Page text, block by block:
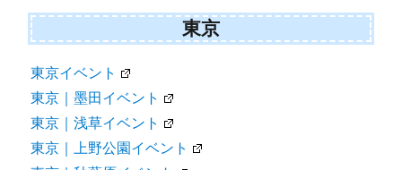
東京
東京イベント
東京｜墨田イベント
東京｜浅草イベント
東京｜上野公園イベント